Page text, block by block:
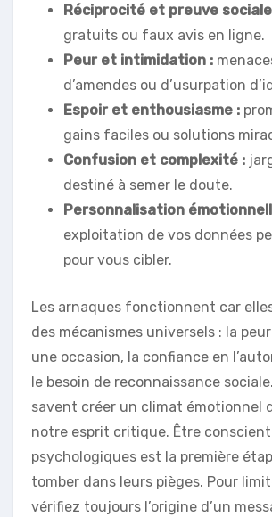
Réciprocité et preuve
gratuits ou faux avis en ligne.
Peur et intimidation :
d’amendes ou d’usurpation
Espoir et enthousiasme :
gains faciles ou solutions
Confusion et complexité :
destiné à semer le doute.
Personnalisation
exploitation de vos données
pour vous cibler.
Les arnaques fonctionnent car
des mécanismes universels : la
une occasion, la confiance en
le besoin de reconnaissance
savent créer un climat émotionnel
notre esprit critique. Être
psychologiques est la première
tomber dans leurs pièges. Pour
vérifiez toujours l’origine d’un